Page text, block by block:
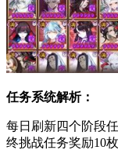
任务系统解析：
每日刷新四个阶段
终挑战任务奖励10